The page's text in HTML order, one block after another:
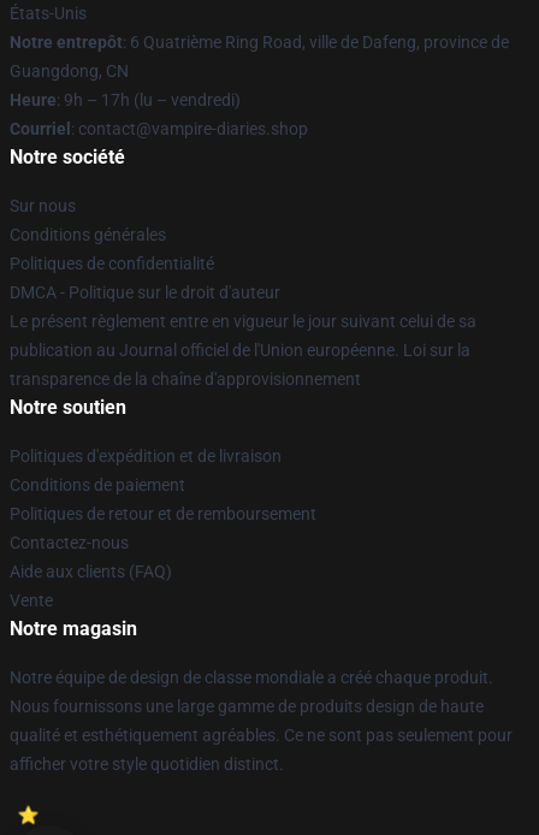
États-Unis
Notre entrepôt: 6 Quatrième Ring Road, ville de Dafeng, province de
Guangdong, CN
Heure: 9h – 17h (lu – vendredi)
Courriel : contact@vampire-diaries.shop
Notre société
Sur nous
Conditions générales
Politiques de confidentialité
DMCA - Politique sur le droit d'auteur
Le présent règlement entre en vigueur le jour suivant celui de sa
publication au Journal officiel de l'Union européenne. Loi sur la
transparence de la chaîne d'approvisionnement
Notre soutien
Politiques d'expédition et de livraison
Conditions de paiement
Politiques de retour et de remboursement
Contactez-nous
Aide aux clients (FAQ)
Vente
Notre magasin
Notre équipe de design de classe mondiale a créé chaque produit.
Nous fournissons une large gamme de produits design de haute
qualité et esthétiquement agréables. Ce ne sont pas seulement pour
afficher votre style quotidien distinct.